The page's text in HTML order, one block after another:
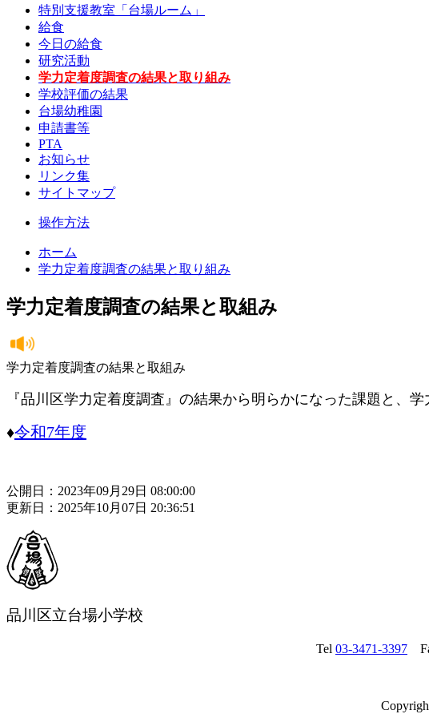
特別支援教室「台場ルーム」
給食
今日の給食
研究活動
学力定着度調査の結果と取り組み
学校評価の結果
台場幼稚園
申請書等
PTA
お知らせ
リンク集
サイトマップ
操作方法
ホーム
学力定着度調査の結果と取り組み
学力定着度調査の結果と取組み
学力定着度調査の結果と取組み
『品川区学力定着度調査』の結果から明らかになった課題と、
♦令和7年度
公開日：2023年09月29日 08:00:00
更新日：2025年10月07日 20:36:51
品川区立台場小学校
Tel 03-3471-3397